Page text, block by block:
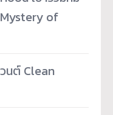
of
นต์ Clean